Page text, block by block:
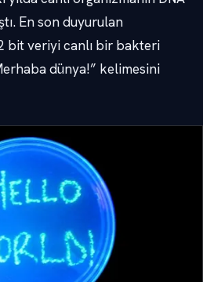
En son duyurulan
bit veriyi canlı bir bakteri
dünya!” kelimesini